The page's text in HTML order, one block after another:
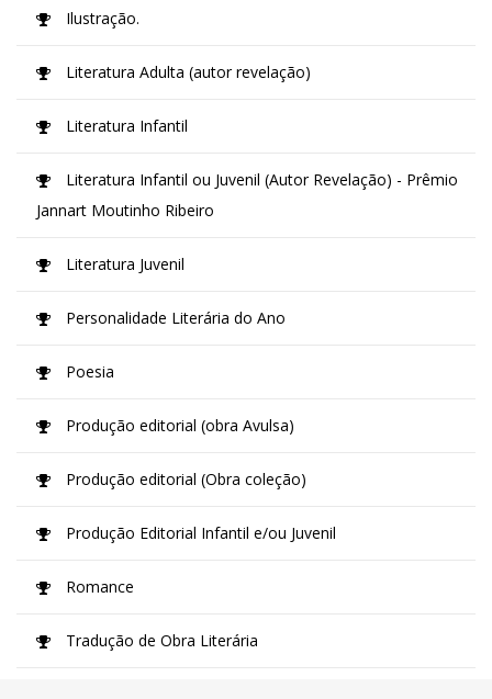
Ilustração.
Literatura Adulta (autor revelação)
Literatura Infantil
Literatura Infantil ou Juvenil (Autor Revelação) - Prêmio
Jannart Moutinho Ribeiro
Literatura Juvenil
Personalidade Literária do Ano
Poesia
Produção editorial (obra Avulsa)
Produção editorial (Obra coleção)
Produção Editorial Infantil e/ou Juvenil
Romance
Tradução de Obra Literária